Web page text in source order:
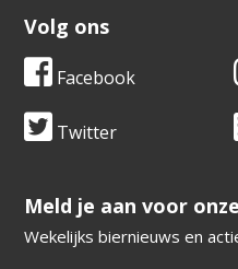
Volg ons
Facebook
Twitter
​​​​​​​Meld je aan voor
Wekelijks biernieuws en